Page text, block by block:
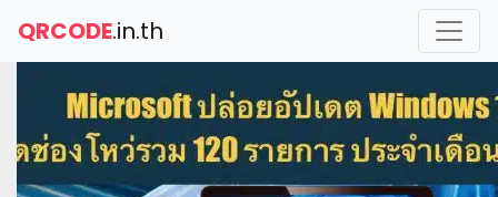
QRCODE.in.th